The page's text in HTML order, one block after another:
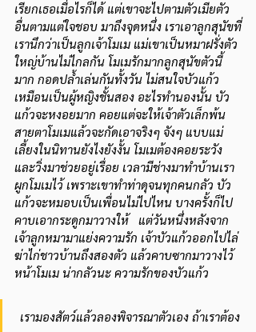
เรียกเธอเมื่อไรก็ได้ แต่เขาจะไปตามตัวเมียตัว
อื่นตามแต่ใจชอบ มาถึงจุดหนึ่ง เราเอาลูกสุนัขที่
เรานึกว่าเป็นลูกเจ้าโมเม แม่เขาเป็นหมาฝรั่งตัว
ใหญ่บ้านไม่ไกลกัน โมเมรักมากลูกสุนัขตัวนี้
มาก กอดปล้ำเล่นกันทั้งวัน ไม่สนใจบัวแก้ว
เหมือนเป็นผู้หญิงชั้นสอง อะไรทำนองนั้น บัว
แก้วจะหงอยมาก คอยแต่จะให้เจ้าตัวเล็กพ้น
สายตาโมเมแล้วจะกัดเอาจริงๆ จังๆ แบบแม่
เลี้ยงในนิทานยังไงยังงั้น โมเมต้องคอยระวัง
และวิ่งมาช่วยอยู่เรื่อย เวลามีช่างมาทำบ้านเรา
ผูกโมเมไว้ เพราะเขาทำท่าดุจนทุกคนกลัว บัว
แก้วจะหมอบเป็นเพื่อนไม่ไปไหน บางครั้งก็ไป
คาบเอากระดูกมาวางให้   แต่วันหนึ่งหลังจาก
เจ้าลูกหมามาแย่งความรัก เจ้าบัวแก้วออกไปไล่
ฆ่าไก่ชาวบ้านถึงสองตัว แล้วคาบซากมาวางไว้
หน้าโมเม น่ากลัวนะ ความรักของบัวแก้ว
เรามองสัตว์แล้วลองพิจารณาตัวเอง ถ้าเราต้อง